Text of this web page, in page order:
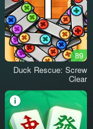
89
Duck Rescue: Screw
Clear